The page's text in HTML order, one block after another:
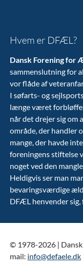
Hvem er DFÆL?
Dansk Forening for
sammenslutning for
vor flåde af
I søfarts- og
længe været
når det drejer sig om
område, der handler
mange, der havde
foreningens stiftelse
noget ved den
Heldigvis ser man
bevaringsværdige
DFÆL henvender
© 1978-2026 |
mail: info@defaele.dk